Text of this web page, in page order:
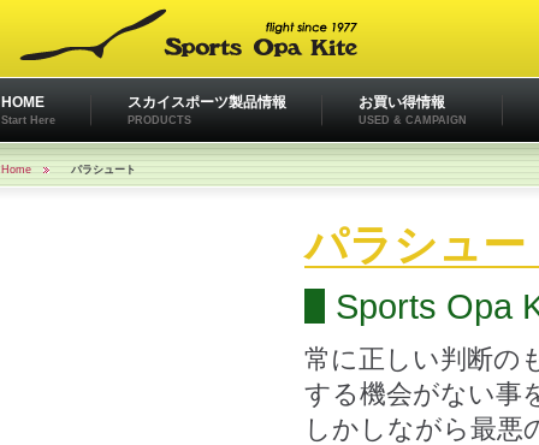
HOME
Start Here
スカイスポーツ製品情報
PRODUCTS
お買い得情報
USED & CAMPAIGN
Home パラシュート
パラシュー
Sports Opa
常に正しい判断の
する機会がない事
しかしながら最悪